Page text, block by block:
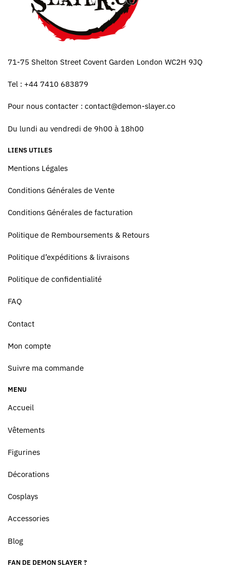
71-75 Shelton Street Covent Garden London WC2H 9JQ
Tel : +44 7410 683879
Pour nous contacter : contact@demon-slayer.co
Du lundi au vendredi de 9h00 à 18h00
LIENS UTILES
Mentions Légales
Conditions Générales de Vente
Conditions Générales de facturation
Politique de Remboursements & Retours
Politique d’expéditions & livraisons
Politique de confidentialité
FAQ
Contact
Mon compte
Suivre ma commande
MENU
Accueil
Vêtements
Figurines
Décorations
Cosplays
Accessories
Blog
FAN DE DEMON SLAYER ?